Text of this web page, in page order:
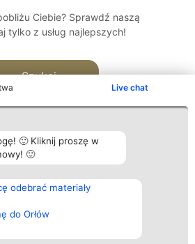
Live chat
🙂 Kliknij proszę w
🙂
odebrać materiały
do Orłów
Ciebie? Sprawdź naszą
tylko z usług najlepszych!
Szukaj
Plebiscyt
Laureaci
wszystkich
Laureatów
Regulamin
Kontakt
Kontakt